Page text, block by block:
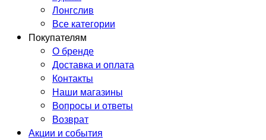
Лонгслив
Все категории
Покупателям
О бренде
Доставка и оплата
Контакты
Наши магазины
Вопросы и ответы
Возврат
Акции и события